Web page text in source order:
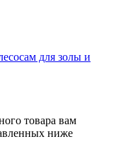
товара вам
ниже